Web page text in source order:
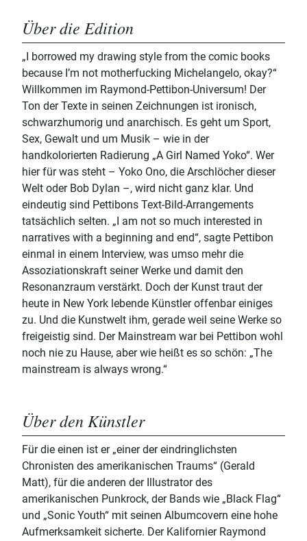
Über die Edition
„I borrowed my drawing style from the comic books
because I’m not motherfucking Michelangelo, okay?“
Willkommen im Raymond-Pettibon-Universum! Der
Ton der Texte in seinen Zeichnungen ist ironisch,
schwarzhumorig und anarchisch. Es geht um Sport,
Sex, Gewalt und um Musik – wie in der
handkolorierten Radierung „A Girl Named Yoko“. Wer
hier für was steht – Yoko Ono, die Arschlöcher dieser
Welt oder Bob Dylan –, wird nicht ganz klar. Und
eindeutig sind Pettibons Text-Bild-Arrangements
tatsächlich selten. „I am not so much interested in
narratives with a beginning and end“, sagte Pettibon
einmal in einem Interview, was umso mehr die
Assoziationskraft seiner Werke und damit den
Resonanzraum verstärkt. Doch der Kunst traut der
heute in New York lebende Künstler offenbar einiges
zu. Und die Kunstwelt ihm, gerade weil seine Werke so
freigeistig sind. Der Mainstream war bei Pettibon wohl
noch nie zu Hause, aber wie heißt es so schön: „The
mainstream is always wrong.“
Über den Künstler
Für die einen ist er „einer der eindringlichsten
Chronisten des amerikanischen Traums“ (Gerald
Matt), für die anderen der Illustrator des
amerikanischen Punkrock, der Bands wie „Black Flag“
und „Sonic Youth“ mit seinen Albumcovern eine hohe
Aufmerksamkeit sicherte. Der Kalifornier Raymond